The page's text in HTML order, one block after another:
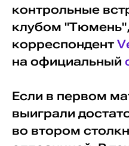
контрольные
клубом
корреспондент
на официальный
Если в первом
выиграли
во втором